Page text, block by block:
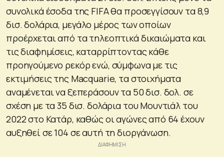
συνολικά έσοδα της FIFA θα προσεγγίσουν τα 8,9
δισ. δολάρια, μεγάλο μέρος των οποίων
προέρχεται από τα τηλεοπτικά δικαιώματα και
τις διαφημίσεις, καταρρίπτοντας κάθε
προηγούμενο ρεκόρ ενώ, σύμφωνα με τις
εκτιμήσεις της Macquarie, τα στοιχήματα
αναμένεται να ξεπεράσουν τα 50 δισ. δολ. σε
σχέση με τα 35 δισ. δολάρια του Μουντιάλ του
2022 στο Κατάρ, καθώς οι αγώνες από 64 έχουν
αυξηθεί σε 104 σε αυτή τη διοργάνωση.